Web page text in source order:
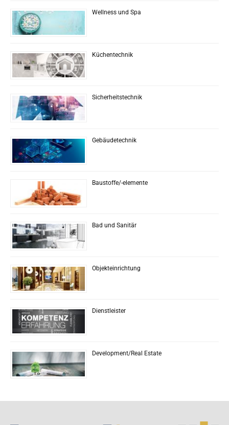
Wellness und Spa
Küchentechnik
Sicherheitstechnik
Gebäudetechnik
Baustoffe/-elemente
Bad und Sanitär
Objekteinrichtung
Dienstleister
Development/Real Estate